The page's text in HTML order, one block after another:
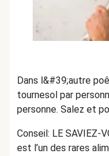
Dans l&#39;autre
tournesol par
personne. Salez et
Conseil: LE SAVIEZ-
est l’un des rares